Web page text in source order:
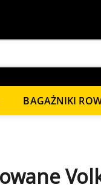
BAGAŻNIKI